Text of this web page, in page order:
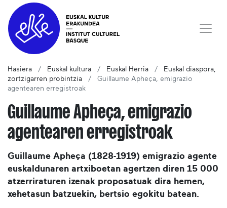
Hasiera Euskal kultura Euskal Herria
Euskal diaspora,
zortzigarren probintzia
Guillaume Apheça, emigrazio
agentearen erregistroak
Guillaume Apheça, emigrazio
agentearen erregistroak
Guillaume Apheça (1828-1919) emigrazio agente
euskaldunaren artxiboetan agertzen diren 15 000
atzerriraturen izenak proposatuak dira hemen,
xehetasun batzuekin, bertsio egokitu batean.